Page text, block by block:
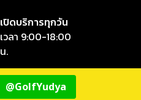
เปิดบริการทุกวัน
เวลา 9:00-18:00
น.
@GolfYudya